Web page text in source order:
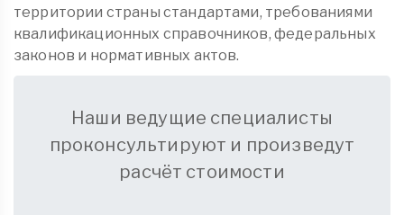
территории страны стандартами, требованиями
квалификационных справочников, федеральных
законов и нормативных актов.
Наши ведущие специалисты
проконсультируют и произведут
расчёт стоимости